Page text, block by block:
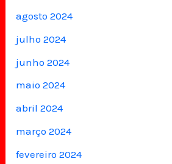
agosto 2024
julho 2024
junho 2024
maio 2024
abril 2024
março 2024
fevereiro 2024